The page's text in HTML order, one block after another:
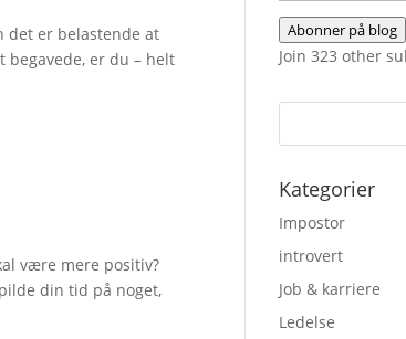
det er belastende at
begavede, er du – helt
være mere positiv?
din tid på noget,
adresse
Abonner på blog
Join 323 other
Kategorier
Impostor
introvert
Job & karriere
Ledelse